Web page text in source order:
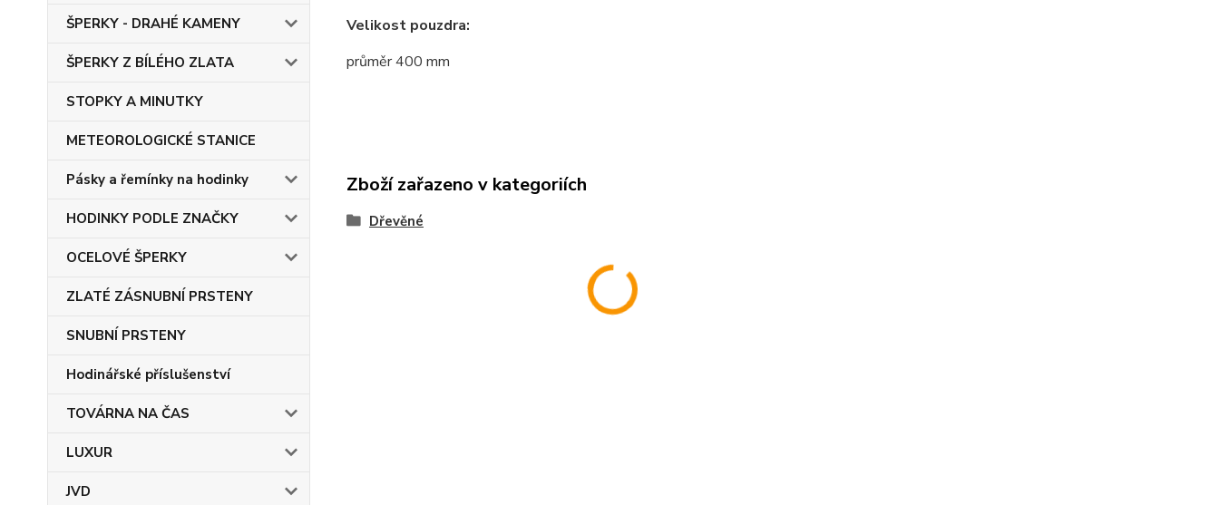
ŠPERKY - DRAHÉ KAMENY
ŠPERKY Z BÍLÉHO ZLATA
STOPKY A MINUTKY
METEOROLOGICKÉ STANICE
Pásky a řemínky na hodinky
HODINKY PODLE ZNAČKY
OCELOVÉ ŠPERKY
ZLATÉ ZÁSNUBNÍ PRSTENY
SNUBNÍ PRSTENY
Hodinářské příslušenství
TOVÁRNA NA ČAS
LUXUR
JVD
Velikost pouzdra:
průměr 400 mm
Zboží zařazeno v kategoriích
Dřevěné